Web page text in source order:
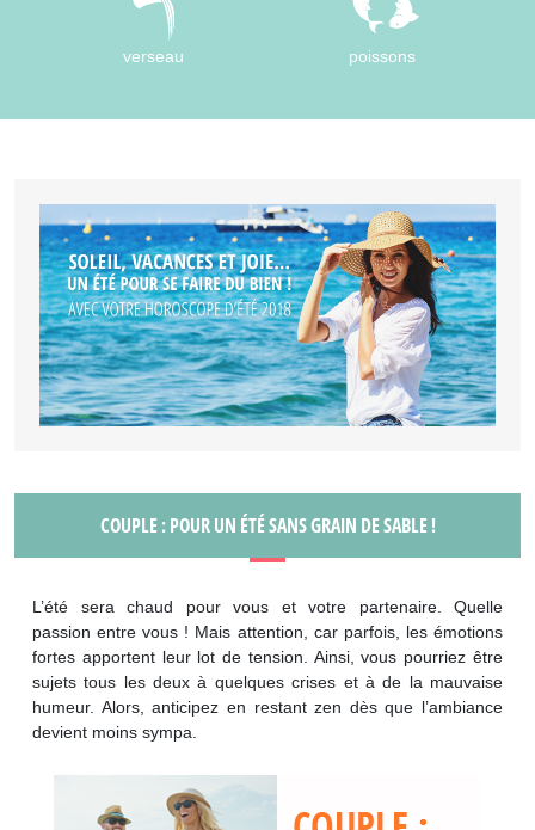
verseau poissons
COUPLE : POUR UN ÉTÉ SANS GRAIN DE SABLE !
L’été sera chaud pour vous et votre partenaire. Quelle
passion entre vous ! Mais attention, car parfois, les émotions
fortes apportent leur lot de tension. Ainsi, vous pourriez être
sujets tous les deux à quelques crises et à de la mauvaise
humeur. Alors, anticipez en restant zen dès que l’ambiance
devient moins sympa.